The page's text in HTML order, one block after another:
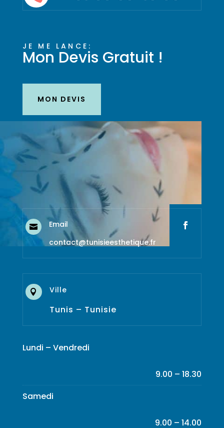
JE ME LANCE:
Mon Devis Gratuit !
MON DEVIS

Email
contact@tunisieesthetique.fr
 Ville
Tunis – Tunisie
Lundi – Vendredi
9.00 – 18.30
Samedi
9.00 – 14.00